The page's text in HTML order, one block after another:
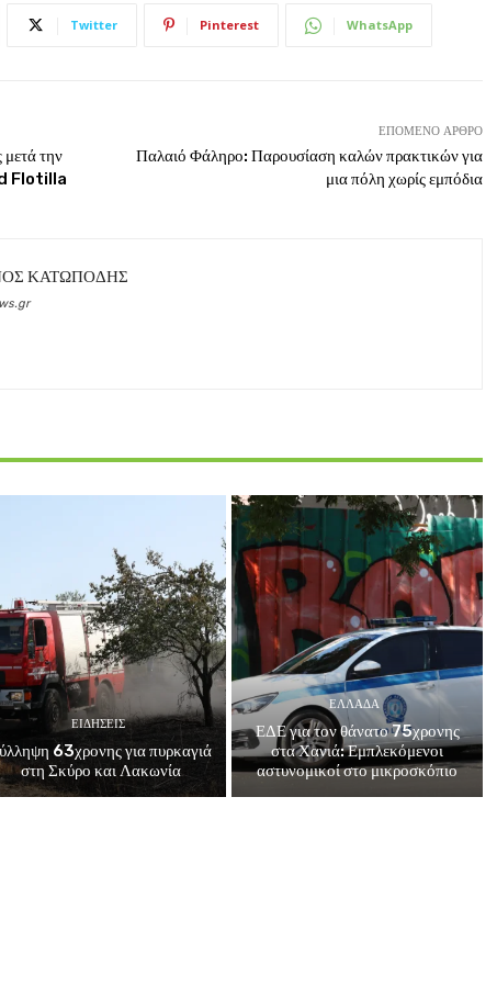
Twitter Pinterest WhatsApp
μετά την
Flotilla
ΕΠΌΜΕΝΟ ΆΡΘΡΟ
Παλαιό Φάληρο: Παρουσίαση καλών πρακτικών για
μια πόλη χωρίς εμπόδια
ΚΑΤΩΠΟΔΗΣ
ΕΙΔΗΣΕΙΣ
63χρονης για πυρκαγιά
στη Σκύρο και Λακωνία
ΕΛΛΑΔΑ
ΕΔΕ για τον θάνατο 75χρονης
στα Χανιά: Εμπλεκόμενοι
αστυνομικοί στο μικροσκόπιο